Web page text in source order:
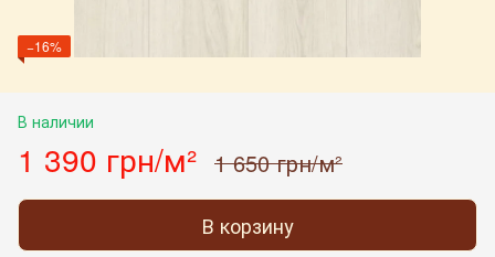
−16%
В наличии
1 390 грн/м² 1 650 грн/м²
В корзину